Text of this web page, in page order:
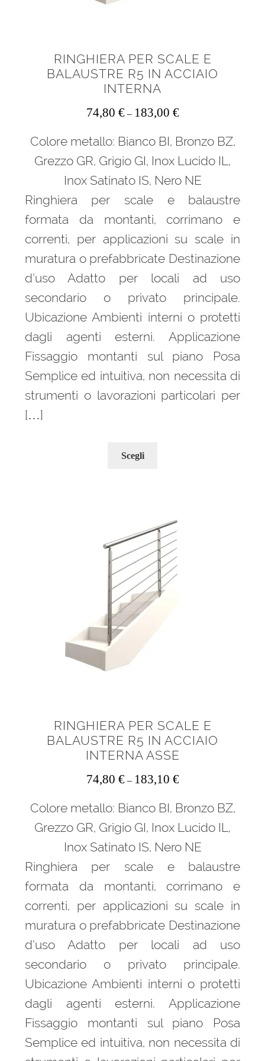
RINGHIERA PER SCALE E
BALAUSTRE R5 IN ACCIAIO
INTERNA
74,80 €– 183,00 €
Colore metallo: Bianco BI, Bronzo BZ,
Grezzo GR, Grigio GI, Inox Lucido IL,
Inox Satinato IS, Nero NE
Ringhiera per scale e balaustre
formata da montanti, corrimano e
correnti, per applicazioni su scale in
muratura o prefabbricate Destinazione
d’uso Adatto per locali ad uso
secondario o privato principale.
Ubicazione Ambienti interni o protetti
dagli agenti esterni. Applicazione
Fissaggio montanti sul piano Posa
Semplice ed intuitiva, non necessita di
strumenti o lavorazioni particolari per
[…]
Scegli
Le
opzioni
possono
essere
scelte
nella
RINGHIERA PER SCALE E
BALAUSTRE R5 IN ACCIAIO
INTERNA ASSE
74,80 €– 183,10 €
Colore metallo: Bianco BI, Bronzo BZ,
Grezzo GR, Grigio GI, Inox Lucido IL,
Inox Satinato IS, Nero NE
Ringhiera per scale e balaustre
formata da montanti, corrimano e
correnti, per applicazioni su scale in
muratura o prefabbricate Destinazione
d’uso Adatto per locali ad uso
secondario o privato principale.
Ubicazione Ambienti interni o protetti
dagli agenti esterni. Applicazione
Fissaggio montanti sul piano Posa
Semplice ed intuitiva, non necessita di